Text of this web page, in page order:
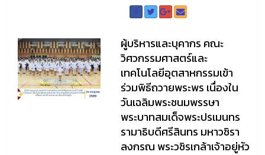
ผู้บริหารและบุคากร คณะ
วิศวกรรมศาสตร์และ
เทคโนโลยีอุตสาหกรรมเข้า
ร่วมพิธีถวายพระพร เนื่องใน
วันเฉลิมพระชนมพรรษา
พระบาทสมเด็จพระปรเมนทร
รามาธิบดีศรีสินทร มหาวชิรา
ลงกรณ พระวชิรเกล้าเจ้าอยู่หัว